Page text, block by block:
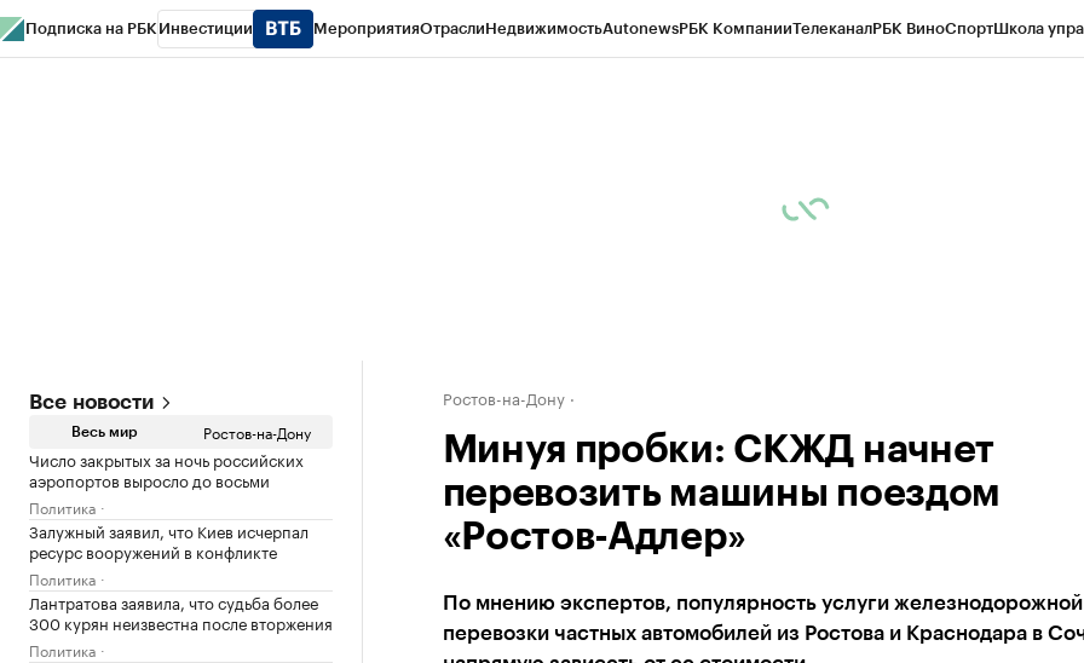
Подписка на РБК Инвестиции МероприятияОтраслиНедвижимостьAutonewsРБК КомпанииТелеканалРБК ВиноСпортШкола
Все новости
Весь мир Ростов-на-Дону
Число закрытых за ночь российских
аэропортов выросло до восьми
Политика
Залужный заявил, что Киев исчерпал
ресурс вооружений в конфликте
Политика
Лантратова заявила, что судьба более
300 курян неизвестна после вторжения
Политика
Ростов-на-Дону
Минуя пробки: СКЖД начнет
перевозить машины поездом
«Ростов-Адлер»
По мнению экспертов, популярность услуги железнодорожной
перевозки частных автомобилей из Ростова и Краснодара в